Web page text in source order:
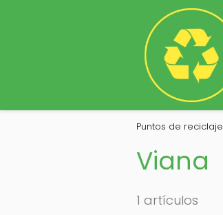
Puntos de reciclaje
Viana
1 artículos